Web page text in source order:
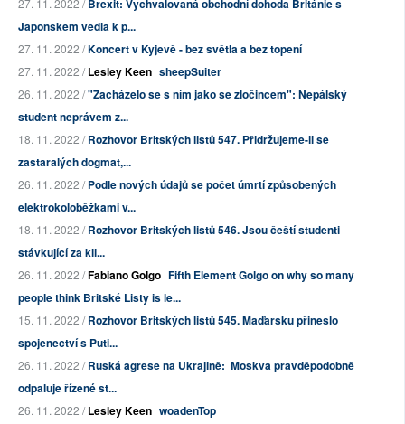
27. 11. 2022 / Brexit: Vychvalovaná obchodní dohoda Británie s
Japonskem vedla k p...
27. 11. 2022 /Koncert v Kyjevě - bez světla a bez topení
27. 11. 2022 /Lesley Keen sheepSuiter
26. 11. 2022 /"Zacházelo se s ním jako se zločincem": Nepálský
student neprávem z...
18. 11. 2022 /Rozhovor Britských listů 547. Přidržujeme-li se
zastaralých dogmat,...
26. 11. 2022 /Podle nových údajů se počet úmrtí způsobených
elektrokoloběžkami v...
18. 11. 2022 /Rozhovor Britských listů 546. Jsou čeští studenti
stávkující za kli...
26. 11. 2022 /Fabiano Golgo Fifth Element Golgo on why so many
people think Britské Listy is le...
15. 11. 2022 /Rozhovor Britských listů 545. Maďarsku přineslo
spojenectví s Puti...
26. 11. 2022 /Ruská agrese na Ukrajině: Moskva pravděpodobně
odpaluje řízené st...
26. 11. 2022 /Lesley Keen woadenTop